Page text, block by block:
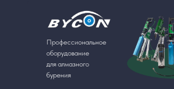
Профессиональное
оборудование
для алмазного
бурения